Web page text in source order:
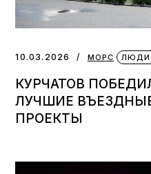
10.03.2026 МОРС ЛЮДИ
КУРЧАТОВ
ЛУЧШИЕ
ПРОЕКТЫ